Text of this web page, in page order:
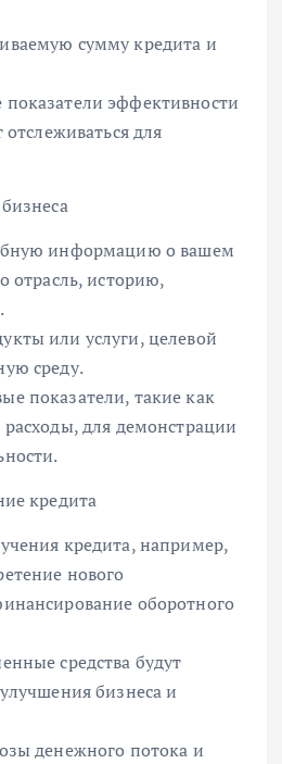
сумму кредита и
эффективности
для
информацию о вашем
отрасль, историю,
или услуги, целевой
среду.
показатели, такие как
для демонстрации
кредита
кредита, например,
нового
оборотного
средства будут
бизнеса и
денежного потока и